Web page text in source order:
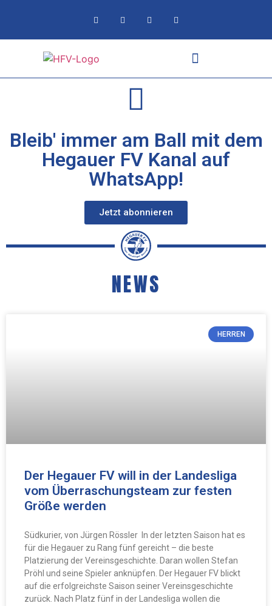
Bleib' immer am Ball mit dem
Hegauer FV Kanal auf
WhatsApp!
Jetzt abonnieren
NEWS
HERREN
Der Hegauer FV will in der Landesliga
vom Überraschungsteam zur festen
Größe werden
Südkurier, von Jürgen Rössler In der letzten Saison hat es
für die Hegauer zu Rang fünf gereicht – die beste
Platzierung der Vereinsgeschichte. Daran wollen Stefan
Pröhl und seine Spieler anknüpfen. Der Hegauer FV blickt
auf die erfolgreichste Saison seiner Vereinsgeschichte
zurück. Nach Platz fünf in der Landesliga wollen die